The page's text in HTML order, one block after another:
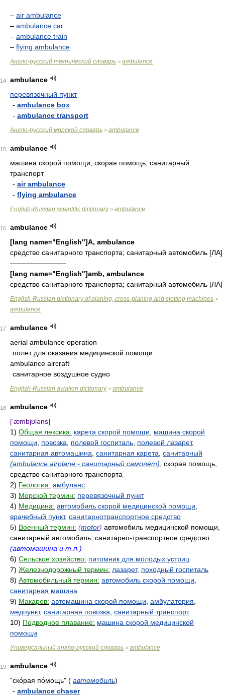
– air ambulance
– ambulance car
– ambulance train
– flying ambulance
Англо-русский технический словарь > ambulance
14
ambulance
перевязочный пункт
- ambulance box
- ambulance transport
Англо-русский морской словарь > ambulance
15
ambulance
машина скорой помощи, скорая помощь; санитарный
транспорт
- air ambulance
- flying ambulance
English-Russian scientific dictionary> ambulance
16
ambulance
[lang name="English"]A, ambulance
средство санитарного транспорта; санитарный автомобиль [ЛА]
————————
[lang name="English"]amb, ambulance
средство санитарного транспорта; санитарный автомобиль [ЛА]
English-Russian dictionary of planing, cross-planing and slotting machines >
ambulance
17
ambulance
aerial ambulance operation
полет для оказания медицинской помощи
ambulance aircraft
санитарное воздушное судно
English-Russian aviation dictionary> ambulance
18
ambulance
['æmbjʊləns]
1) Общая лексика: карета скорой помощи
машина скорой
помощи
повозка полевой госпиталь полевой лазарет,
санитарная автомашина санитарная карета санитарный
(ambulance airplane - санитарный самолёт) , скорая помощь,
средство санитарного транспорта
2) Геология: амбуланс
3) Морской термин: перевязочный пункт
4) Медицина: автомобиль скорой медицинской помощи
врачебный пункт, санитарнотранспортное средство
5) Военный термин: (motor) автомобиль медицинской помощи,
санитарный автомобиль, санитарно-транспортное средство
(автомашина и т.п.)
6) Сельское хозяйство: питомник для молодых устриц
7) Железнодорожный термин: лазарет, походный госпиталь
8) Автомобильный термин: автомобиль скорой помощи
санитарная машина
9) Макаров: автомашина скорой помощи амбулатория
медпункт, санитарная повозка санитарный транспорт
10) Подводное плавание: машина скорой медицинской
помощи
Универсальный англо-русский словарь > ambulance
19
ambulance
"ско́рая по́мощь" ( автомобиль)
- ambulance chaser